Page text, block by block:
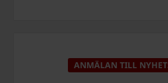
ANMÄLAN TILL